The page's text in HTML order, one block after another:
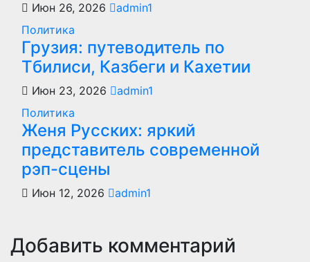
Июн 26, 2026
admin1
Политика
Грузия: путеводитель по
Тбилиси, Казбеги и Кахетии
Июн 23, 2026
admin1
Политика
Женя Русских: яркий
представитель современной
рэп-сцены
Июн 12, 2026 admin1
Добавить комментарий